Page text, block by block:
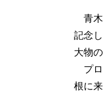
青木
記念
大物
プロ
根に